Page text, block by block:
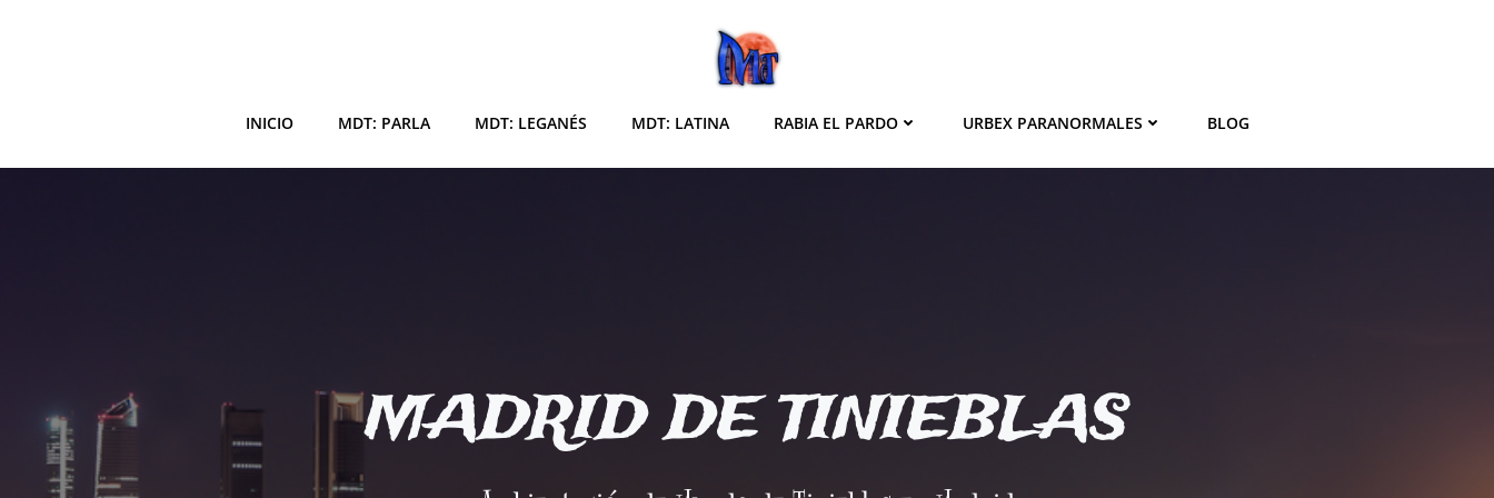
INICIO MDT: PARLA MDT: LEGANÉS MDT: LATINA RABIA EL PARDO URBEX PARANORMALES BLOG
MADRID DE TINIEBLAS